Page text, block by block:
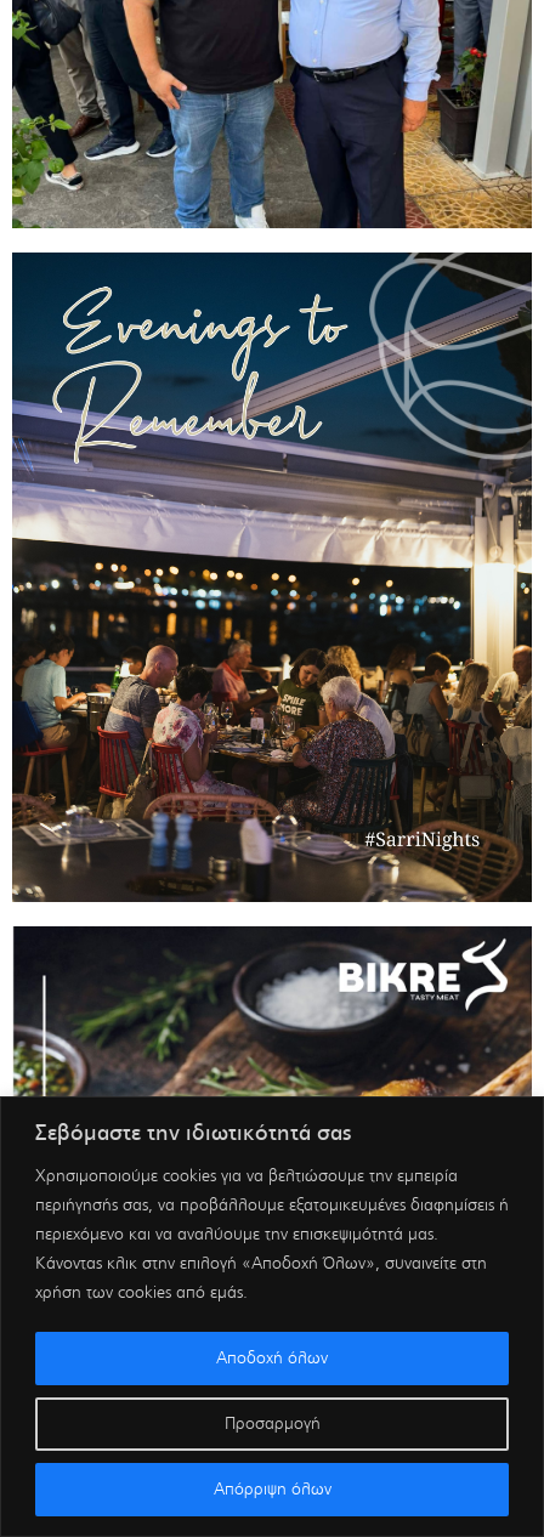
Σεβόμαστε την ιδιωτικότητά σας
Χρησιμοποιούμε cookies για να βελτιώσουμε την εμπειρία
περιήγησής σας, να προβάλλουμε εξατομικευμένες διαφημίσεις ή
περιεχόμενο και να αναλύουμε την επισκεψιμότητά μας.
Κάνοντας κλικ στην επιλογή «Αποδοχή Όλων», συναινείτε στη
χρήση των cookies από εμάς.
Προσαρμογή
Απόρριψη όλων
Αποδοχή όλων